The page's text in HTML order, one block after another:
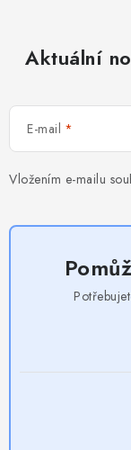
Aktuální
E-mail
Vložením e-mailu